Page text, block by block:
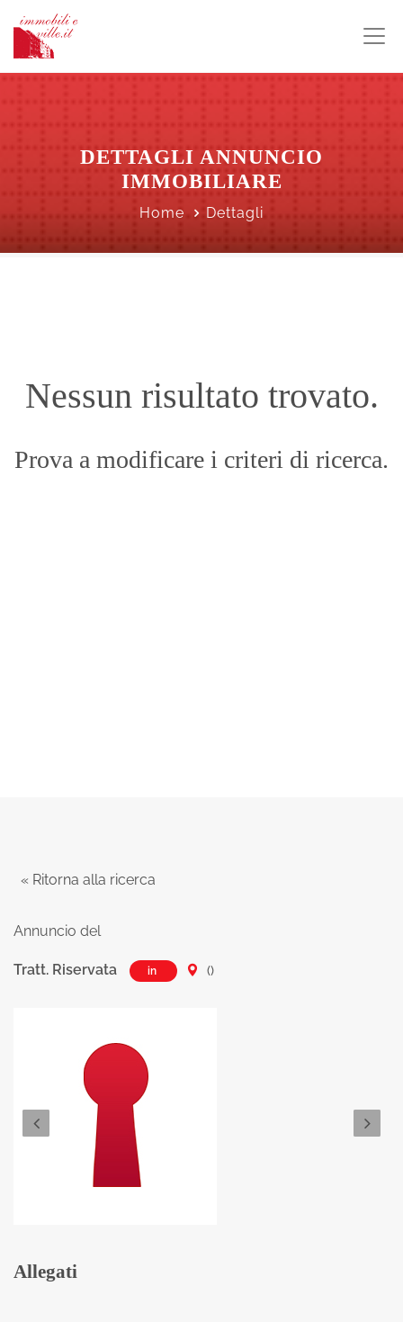
DETTAGLI ANNUNCIO
IMMOBILIARE
Home Dettagli
Nessun risultato trovato.
Prova a modificare i criteri di ricerca.
« Ritorna alla ricerca
Annuncio del
Tratt. Riservata in ()
Allegati